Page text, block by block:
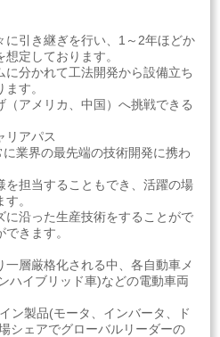
に引き継ぎを行い、1～2年ほどか
定しております。
に分かれて工法開発から設備立ち
す。
（アメリカ、中国）へ挑戦できる
リアパス
業界の最先端の技術開発に携わ
を担当することもでき、活躍の場
。
に沿った生産技術をすることがで
きます。
層厳格化される中、各自動車メ
ハイブリッド車)などの電動車両
ン製品(モータ、インバータ、ド
シェアでグローバルリーダーの